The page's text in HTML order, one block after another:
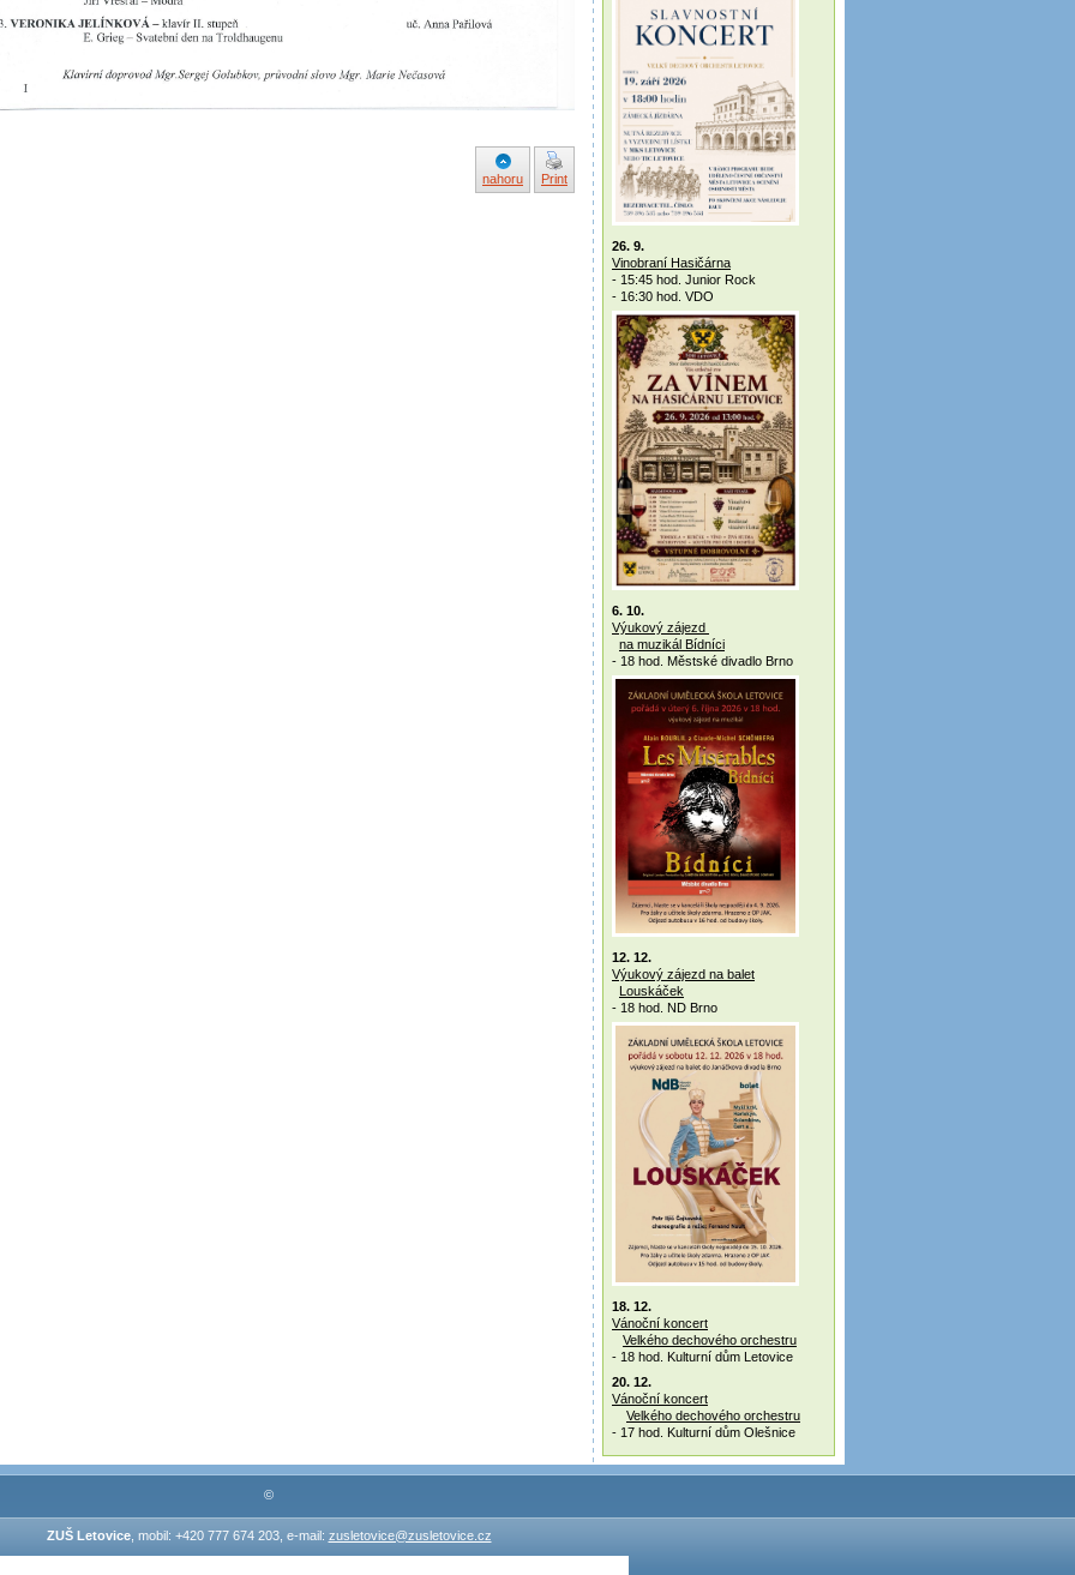
nahoru Print
26. 9.
Vinobraní Hasičárna
- 15:45 hod. Junior Rock
- 16:30 hod. VDO
6. 10.
Výukový zájezd
na muzikál Bídníci
- 18 hod. Městské divadlo Brno
12. 12.
Výukový zájezd na balet
Louskáček
- 18 hod. ND Brno
18. 12.
Vánoční koncert
Velkého dechového orchestru
- 18 hod. Kulturní dům Letovice
20. 12.
Vánoční koncert
Velkého dechového orchestru
- 17 hod. Kulturní dům Olešnice
©
ZUŠ Letovice, mobil: +420 777 674 203, e-mail: zusletovice@zusletovice.cz